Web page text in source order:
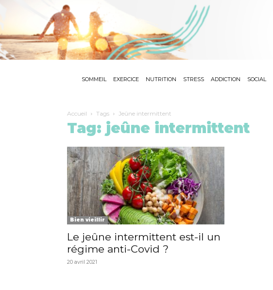
SOMMEIL EXERCICE NUTRITION STRESS ADDICTION SOCIAL
Accueil Tags Jeûne intermittent
Tag: jeûne intermittent
Bien vieillir
Le jeûne intermittent est-il un
régime anti-Covid ?
20 avril 2021